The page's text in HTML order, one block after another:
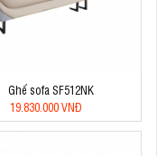
Ghế sofa SF512NK
19.830.000 VNĐ